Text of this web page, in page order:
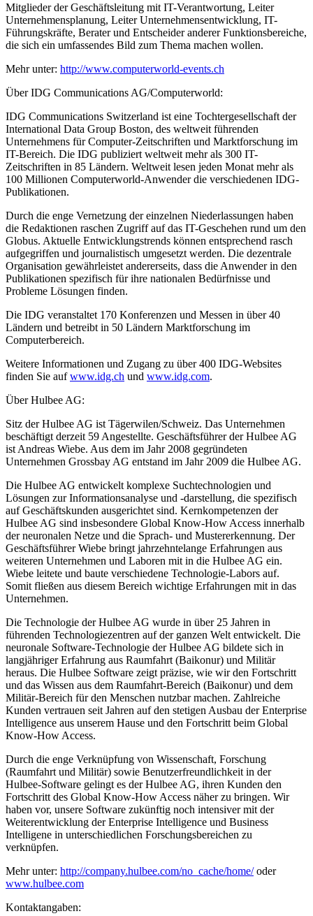
Mitglieder der Geschäftsleitung mit IT-Verantwortung, Leiter
Unternehmensplanung, Leiter Unternehmensentwicklung, IT-
Führungskräfte, Berater und Entscheider anderer Funktionsbereiche,
die sich ein umfassendes Bild zum Thema machen wollen.
Mehr unter: http://www.computerworld-events.ch
Über IDG Communications AG/Computerworld:
IDG Communications Switzerland ist eine Tochtergesellschaft der
International Data Group Boston, des weltweit führenden
Unternehmens für Computer-Zeitschriften und Marktforschung im
IT-Bereich. Die IDG publiziert weltweit mehr als 300 IT-
Zeitschriften in 85 Ländern. Weltweit lesen jeden Monat mehr als
100 Millionen Computerworld-Anwender die verschiedenen IDG-
Publikationen.
Durch die enge Vernetzung der einzelnen Niederlassungen haben
die Redaktionen raschen Zugriff auf das IT-Geschehen rund um den
Globus. Aktuelle Entwicklungstrends können entsprechend rasch
aufgegriffen und journalistisch umgesetzt werden. Die dezentrale
Organisation gewährleistet andererseits, dass die Anwender in den
Publikationen spezifisch für ihre nationalen Bedürfnisse und
Probleme Lösungen finden.
Die IDG veranstaltet 170 Konferenzen und Messen in über 40
Ländern und betreibt in 50 Ländern Marktforschung im
Computerbereich.
Weitere Informationen und Zugang zu über 400 IDG-Websites
finden Sie aufwww.idg.ch und www.idg.com.
Über Hulbee AG:
Sitz der Hulbee AG ist Tägerwilen/Schweiz. Das Unternehmen
beschäftigt derzeit 59 Angestellte. Geschäftsführer der Hulbee AG
ist Andreas Wiebe. Aus dem im Jahr 2008 gegründeten
Unternehmen Grossbay AG entstand im Jahr 2009 die Hulbee AG.
Die Hulbee AG entwickelt komplexe Suchtechnologien und
Lösungen zur Informationsanalyse und -darstellung, die spezifisch
auf Geschäftskunden ausgerichtet sind. Kernkompetenzen der
Hulbee AG sind insbesondere Global Know-How Access innerhalb
der neuronalen Netze und die Sprach- und Mustererkennung. Der
Geschäftsführer Wiebe bringt jahrzehntelange Erfahrungen aus
weiteren Unternehmen und Laboren mit in die Hulbee AG ein.
Wiebe leitete und baute verschiedene Technologie-Labors auf.
Somit fließen aus diesem Bereich wichtige Erfahrungen mit in das
Unternehmen.
Die Technologie der Hulbee AG wurde in über 25 Jahren in
führenden Technologiezentren auf der ganzen Welt entwickelt. Die
neuronale Software-Technologie der Hulbee AG bildete sich in
langjähriger Erfahrung aus Raumfahrt (Baikonur) und Militär
heraus. Die Hulbee Software zeigt präzise, wie wir den Fortschritt
und das Wissen aus dem Raumfahrt-Bereich (Baikonur) und dem
Militär-Bereich für den Menschen nutzbar machen. Zahlreiche
Kunden vertrauen seit Jahren auf den stetigen Ausbau der Enterprise
Intelligence aus unserem Hause und den Fortschritt beim Global
Know-How Access.
Durch die enge Verknüpfung von Wissenschaft, Forschung
(Raumfahrt und Militär) sowie Benutzerfreundlichkeit in der
Hulbee-Software gelingt es der Hulbee AG, ihren Kunden den
Fortschritt des Global Know-How Access näher zu bringen. Wir
haben vor, unsere Software zukünftig noch intensiver mit der
Weiterentwicklung der Enterprise Intelligence und Business
Intelligene in unterschiedlichen Forschungsbereichen zu
verknüpfen.
Mehr unter: http://company.hulbee.com/no_cache/home/oder
www.hulbee.com
Kontaktangaben: